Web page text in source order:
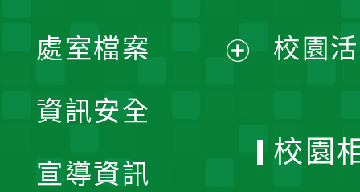
單
處室檔案
資訊安全
宣導資訊
校園
校園